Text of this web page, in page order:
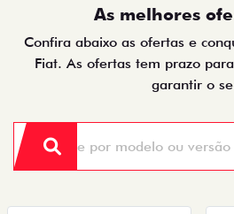
As melhores
Confira abaixo as ofertas e
Fiat. As ofertas tem prazo
garantir o